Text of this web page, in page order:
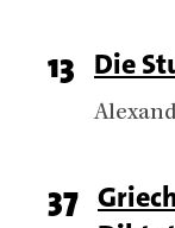
Page
number
13 Titel
Die
Page
37 Titel